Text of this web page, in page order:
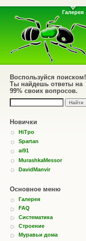
Галерея
Воспользуйся поиском!
Ты найдешь ответы на
99% своих вопросов.
Новички
HiTpo
Spartan
ai91
MurashkaMessor
DavidManvir
Основное меню
Галерея
FAQ
Систематика
Строение
Муравьи дома